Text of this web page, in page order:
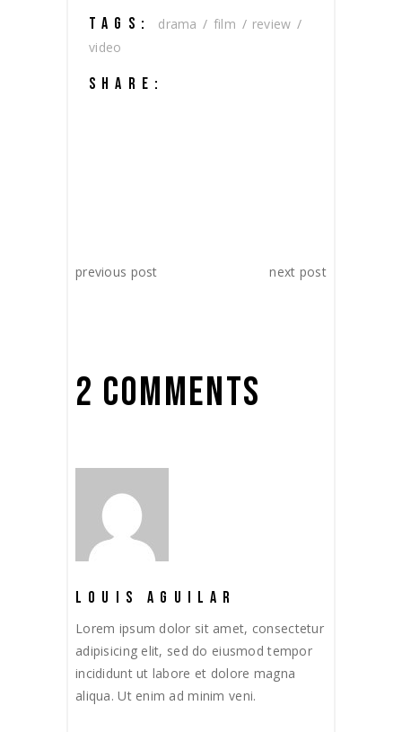
TAGS: drama film
review
video
SHARE:
previous post next post
2 COMMENTS
LOUIS AGUILAR
Lorem ipsum dolor sit amet, consectetur
adipisicing elit, sed do eiusmod tempor
incididunt ut labore et dolore magna
aliqua. Ut enim ad minim veni.